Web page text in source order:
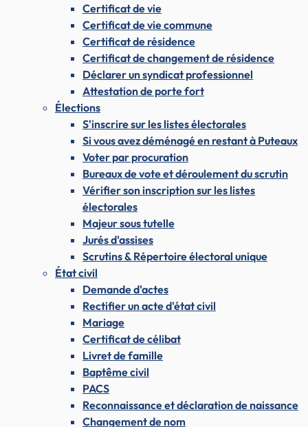
Certificat de vie
Certificat de vie commune
Certificat de résidence
Certificat de changement de résidence
Déclarer un syndicat professionnel
Attestation de porte fort
Élections
S'inscrire sur les listes électorales
Si vous avez déménagé en restant à Puteaux
Voter par procuration
Bureaux de vote et déroulement du scrutin
Vérifier son inscription sur les listes
électorales
Majeur sous tutelle
Jurés d'assises
Scrutins & Répertoire électoral unique
État civil
Demande d'actes
Rectifier un acte d'état civil
Mariage
Certificat de célibat
Livret de famille
Baptême civil
PACS
Reconnaissance et déclaration de naissance
Changement de nom